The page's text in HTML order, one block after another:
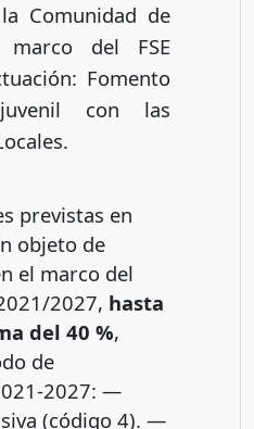
Comunidad de
del FSE
Fomento
con las
previstas en
objeto de
el marco del
2027, hasta
del 40 %,
de
2027: —
(código 4). —